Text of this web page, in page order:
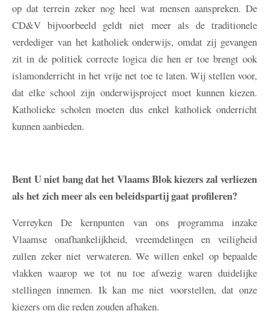
op dat terrein zeker nog heel wat mensen aanspreken. De
CD&V bijvoorbeeld geldt niet meer als de traditionele
verdediger van het katholiek onderwijs, omdat zij gevangen
zit in de politiek correcte logica die hen er toe brengt ook
islamonderricht in het vrije net toe te laten. Wij stellen voor,
dat elke school zijn onderwijsproject moet kunnen kiezen.
Katholieke scholen moeten dus enkel katholiek onderricht
kunnen aanbieden.
Bent U niet bang dat het Vlaams Blok kiezers zal verliezen
als het zich meer als een beleidspartij gaat profileren?
Verreyken De kernpunten van ons programma inzake
Vlaamse onafhankelijkheid, vreemdelingen en veiligheid
zullen zeker niet verwateren. We willen enkel op bepaalde
vlakken waarop we tot nu toe afwezig waren duidelijke
stellingen innemen. Ik kan me niet voorstellen, dat onze
kiezers om die reden zouden afhaken.